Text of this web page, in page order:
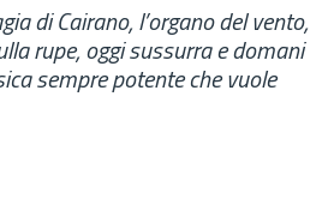
di Cairano, l’organo del vento,
rupe, oggi sussurra e domani
sempre potente che vuole